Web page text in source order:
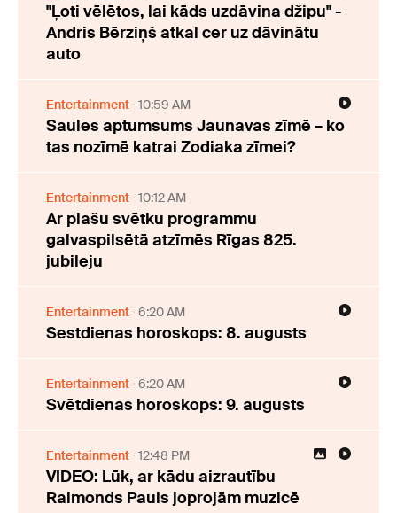
"Ļoti vēlētos, lai kāds uzdāvina džipu" -
Andris Bērziņš atkal cer uz dāvinātu
auto
Entertainment 10:59 AM
Saules aptumsums Jaunavas zīmē – ko
tas nozīmē katrai Zodiaka zīmei?
Entertainment 10:12 AM
Ar plašu svētku programmu
galvaspilsētā atzīmēs Rīgas 825.
jubileju
Entertainment 6:20 AM
Sestdienas horoskops: 8. augusts
Entertainment 6:20 AM
Svētdienas horoskops: 9. augusts
Entertainment 12:48 PM
VIDEO: Lūk, ar kādu aizrautību
Raimonds Pauls joprojām muzicē